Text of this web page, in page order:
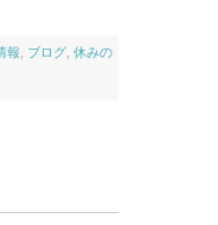
報 ブログ 休みの